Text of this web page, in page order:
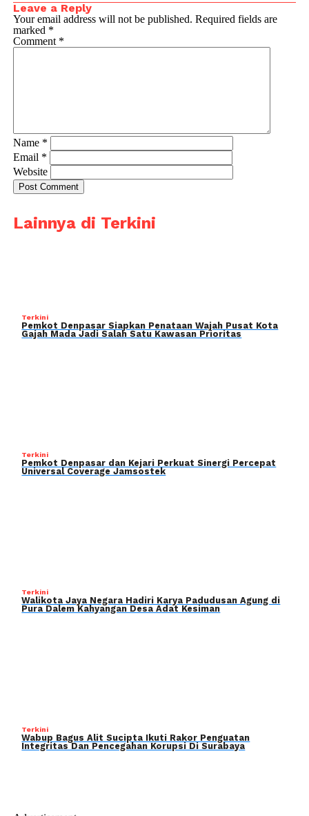
Leave a Reply
Your email address will not be published. Required fields are
marked *
Comment *
Name *
Email *
Website
Lainnya di Terkini
Terkini
Pemkot Denpasar Siapkan Penataan Wajah Pusat Kota
Gajah Mada Jadi Salah Satu Kawasan Prioritas
Terkini
Pemkot Denpasar dan Kejari Perkuat Sinergi Percepat
Universal Coverage Jamsostek
Terkini
Walikota Jaya Negara Hadiri Karya Padudusan Agung di
Pura Dalem Kahyangan Desa Adat Kesiman
Terkini
Wabup Bagus Alit Sucipta Ikuti Rakor Penguatan
Integritas Dan Pencegahan Korupsi Di Surabaya